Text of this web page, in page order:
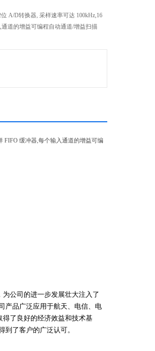
A/D转换器, 采样速率可达 100kHz,16
道的增益可编程自动通道/增益扫描
FIFO 缓冲器,每个输入通道的增益可编
公司的进一步发展壮大注入了
产品广泛应用于航天、电信、电
了良好的经济效益和技术基
了客户的广泛认可。